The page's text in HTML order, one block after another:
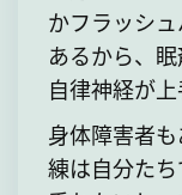
かフラッシ
あるから、
自律神経が
身体障害者
練は自分た